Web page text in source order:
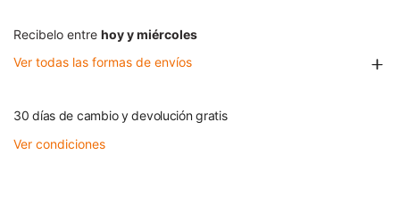
Recibelo entre hoy y miércoles
Ver todas las formas de envíos
30 días de cambio y devolución gratis
Ver condiciones